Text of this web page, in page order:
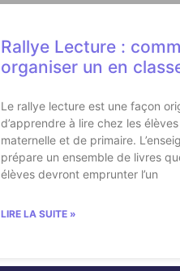
Rallye Lecture :
organiser un en
Le rallye lecture est une façon
d’apprendre à lire chez les
maternelle et de primaire.
prépare un ensemble de livres
élèves devront emprunter l’un
LIRE LA SUITE »